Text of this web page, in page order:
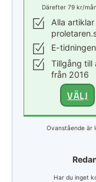
Därefter 79 kr/
Alla artiklar
E-tidningen
Tillgång till
från 2016
VÄLJ
Ovanstående är
Har du inget